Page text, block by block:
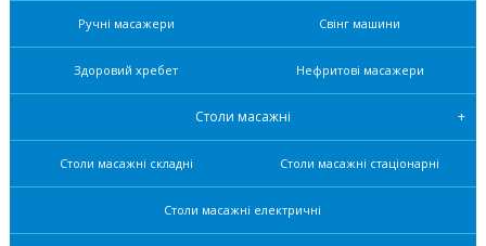
Ручні масажери Свінг машини
Здоровий хребет Нефритові масажери
Столи масажні
Столи масажні складні Столи масажні стаціонарні
Столи масажні електричні